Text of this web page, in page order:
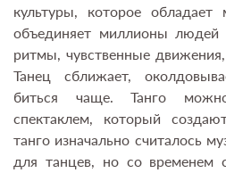
культуры, которое
объединяет миллионы
ритмы, чувственные
Танец сближает,
биться чаще. Танго
спектаклем, который
танго изначально считалось
для танцев, но со временем